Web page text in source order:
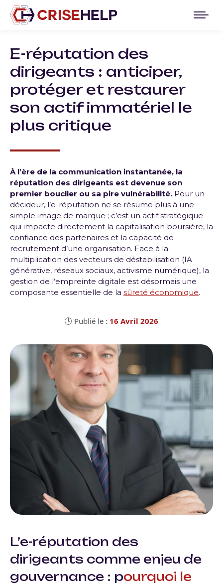
E-réputation des
dirigeants : anticiper,
protéger et restaurer
son actif immatériel le
plus critique
À l’ère de la communication instantanée, la
réputation des dirigeants est devenue son
premier bouclier ou sa pire vulnérabilité. Pour un
décideur, l’e-réputation ne se résume plus à une
simple image de marque ; c’est un actif stratégique
qui impacte directement la capitalisation boursière, la
confiance des partenaires et la capacité de
recrutement d’une organisation. Face à la
multiplication des vecteurs de déstabilisation (IA
générative, réseaux sociaux, activisme numérique), la
gestion de l’empreinte digitale est désormais une
composante essentielle de la sûreté économique.
🕓 Publié le : 16 Avril 2026
L’e-réputation des
dirigeants comme enjeu de
gouvernance : pourquoi le